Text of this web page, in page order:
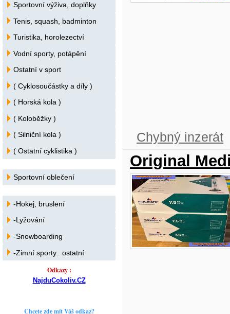
Chybný inzerát
Original
Sportovní výživa, doplňky
Tenis, squash, badminton
Turistika, horolezectví
Vodní sporty, potápění
Ostatní v sport
( Cyklosoučástky a díly )
( Horská kola )
( Koloběžky )
( Silniční kola )
( Ostatní cyklistika )
Sportovní oblečení
-Hokej, bruslení
-Lyžování
-Snowboarding
-Zimní sporty.. ostatní
Odkazy :
NajduCokoliv.CZ
Chcete zde mít Váš odkaz?